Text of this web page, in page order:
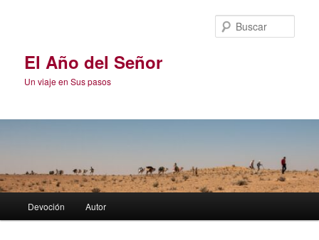
El Año del Señor
Un viaje en Sus pasos
principal
Devoción Autor